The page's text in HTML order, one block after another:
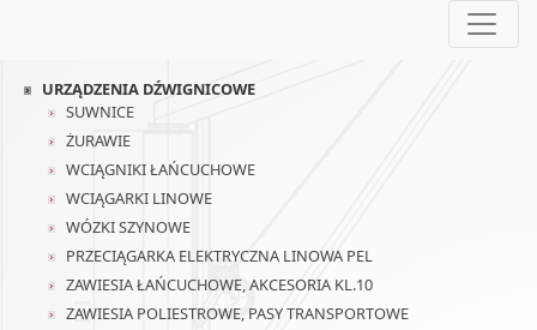
URZĄDZENIA DŹWIGNICOWE
SUWNICE
ŻURAWIE
WCIĄGNIKI ŁAŃCUCHOWE
WCIĄGARKI LINOWE
WÓZKI SZYNOWE
PRZECIĄGARKA ELEKTRYCZNA LINOWA PEL
ZAWIESIA ŁAŃCUCHOWE, AKCESORIA KL.10
ZAWIESIA POLIESTROWE, PASY TRANSPORTOWE